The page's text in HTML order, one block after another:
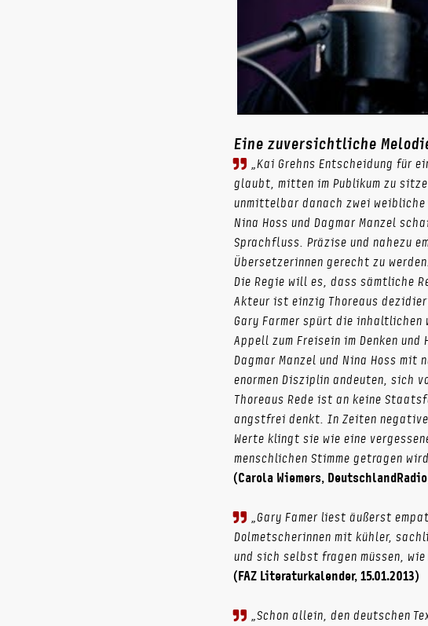
Eine zuversichtliche
„Kai Grehns Entscheidung für
glaubt, mitten im Publikum zu
unmittelbar danach zwei weibliche
Nina Hoss und Dagmar Manzel
Sprachfluss. Präzise und nahezu
Übersetzerinnen gerecht zu
Die Regie will es, dass sämtliche
Akteur ist einzig Thoreaus
Gary Farmer spürt die
Appell zum Freisein im Denken
Dagmar Manzel und Nina Hoss mit
enormen Disziplin andeuten, sich
Thoreaus Rede ist an keine
angstfrei denkt. In Zeiten
Werte klingt sie wie eine
menschlichen Stimme getragen
(Carola Wiemers,
„Gary Famer liest äußerst
Dolmetscherinnen mit kühler,
und sich selbst fragen müssen,
(FAZ Literaturkalender, 15.01.2013)
„Schon allein, den deutschen